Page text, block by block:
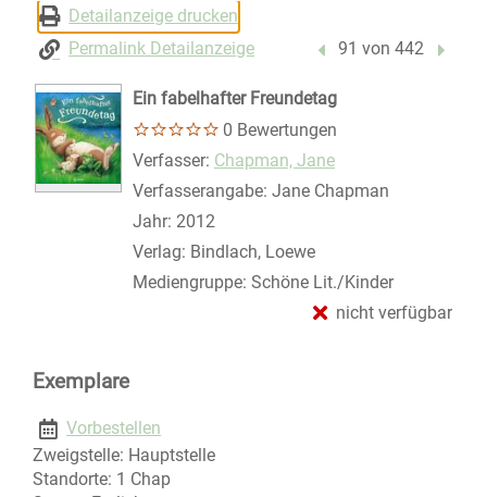
Detailanzeige drucken
Permalink Detailanzeige
Vorheriger Treffer
91 von 442
Ein fabelhafter Freundetag
0 Bewertungen
Verfasser: Suche nach diesem Verfasser
Chapman, Jane
Verfasserangabe: Jane Chapman
Jahr: 2012
Verlag: Bindlach, Loewe
Mediengruppe: Schöne Lit./Kinder
nicht verfügbar
Exemplare
Vorbestellen
Zweigstelle: Hauptstelle
Standorte: 1 Chap